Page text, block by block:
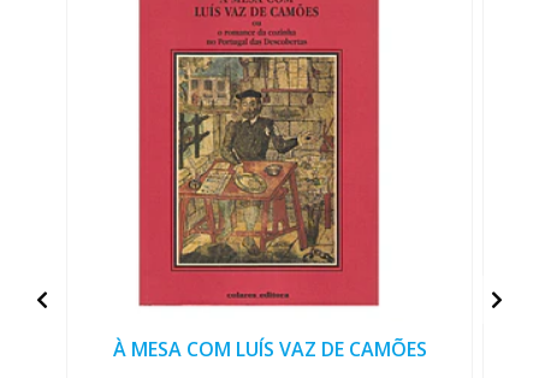
À MESA COM LUÍS VAZ DE CAMÕES